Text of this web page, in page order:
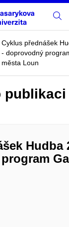
Cyklus přednášek
- doprovodný
města Loun
publikaci
Hudba